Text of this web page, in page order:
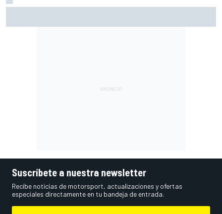
Suscríbete a nuestra newsletter
Recibe noticias de motorsport, actualizaciones y ofertas
especiales directamente en tu bandeja de entrada.